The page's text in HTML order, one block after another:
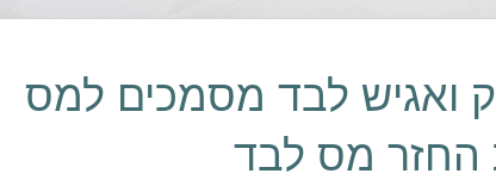
ואגיש לבד מסמכים למס
החזר מס לבד